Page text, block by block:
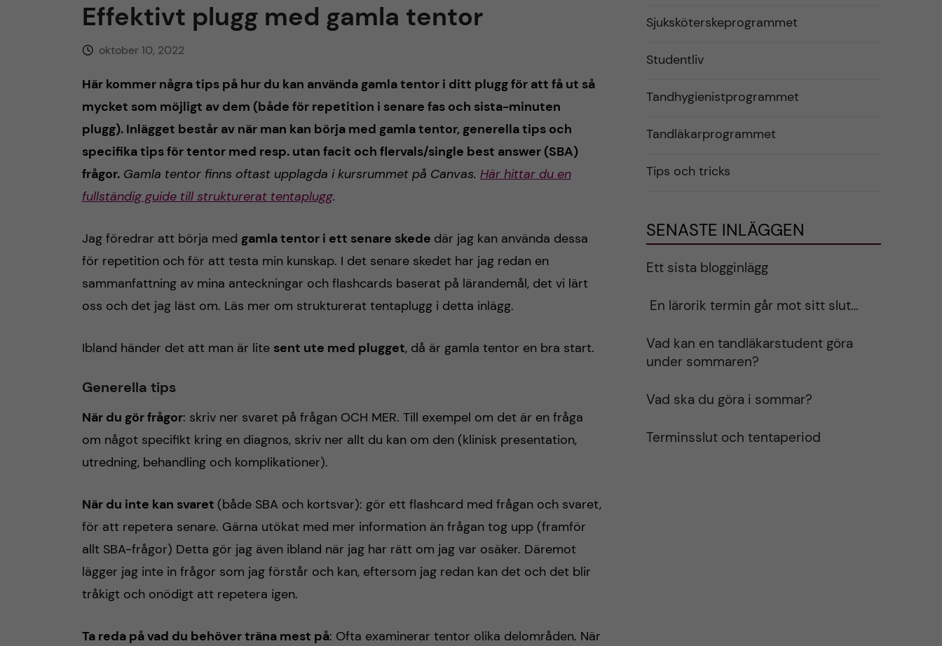
Effektivt plugg med gamla tentor
oktober 10, 2022
Här kommer några tips på hur du kan använda gamla tentor i ditt plugg för att få ut så
mycket som möjligt av dem (både för repetition i senare fas och sista-minuten
plugg). Inlägget består av när man kan börja med gamla tentor, generella tips och
specifika tips för tentor med resp. utan facit och flervals/single best answer (SBA)
frågor. Gamla tentor finns oftast upplagda i kursrummet på Canvas. Här hittar du en
fullständig guide till strukturerat tentaplugg.
Jag föredrar att börja med gamla tentor i ett senare skede där jag kan använda dessa
för repetition och för att testa min kunskap. I det senare skedet har jag redan en
sammanfattning av mina anteckningar och flashcards baserat på lärandemål, det vi lärt
oss och det jag läst om. Läs mer om strukturerat tentaplugg i detta inlägg.
Ibland händer det att man är lite sent ute med plugget, då är gamla tentor en bra start.
Generella tips
När du gör frågor: skriv ner svaret på frågan OCH MER. Till exempel om det är en fråga
om något specifikt kring en diagnos, skriv ner allt du kan om den (klinisk presentation,
utredning, behandling och komplikationer).
När du inte kan svaret (både SBA och kortsvar): gör ett flashcard med frågan och svaret,
för att repetera senare. Gärna utökat med mer information än frågan tog upp (framför
allt SBA-frågor) Detta gör jag även ibland när jag har rätt om jag var osäker. Däremot
lägger jag inte in frågor som jag förstår och kan, eftersom jag redan kan det och det blir
tråkigt och onödigt att repetera igen.
Ta reda på vad du behöver träna mest på: Ofta examinerar tentor olika delområden. När
Sjuksköterskeprogrammet
Studentliv
Tandhygienistprogrammet
Tandläkarprogrammet
Tips och tricks
SENASTE INLÄGGEN
Ett sista blogginlägg
En lärorik termin går mot sitt slut…
Vad kan en tandläkarstudent göra
under sommaren?
Vad ska du göra i sommar?
Terminsslut och tentaperiod